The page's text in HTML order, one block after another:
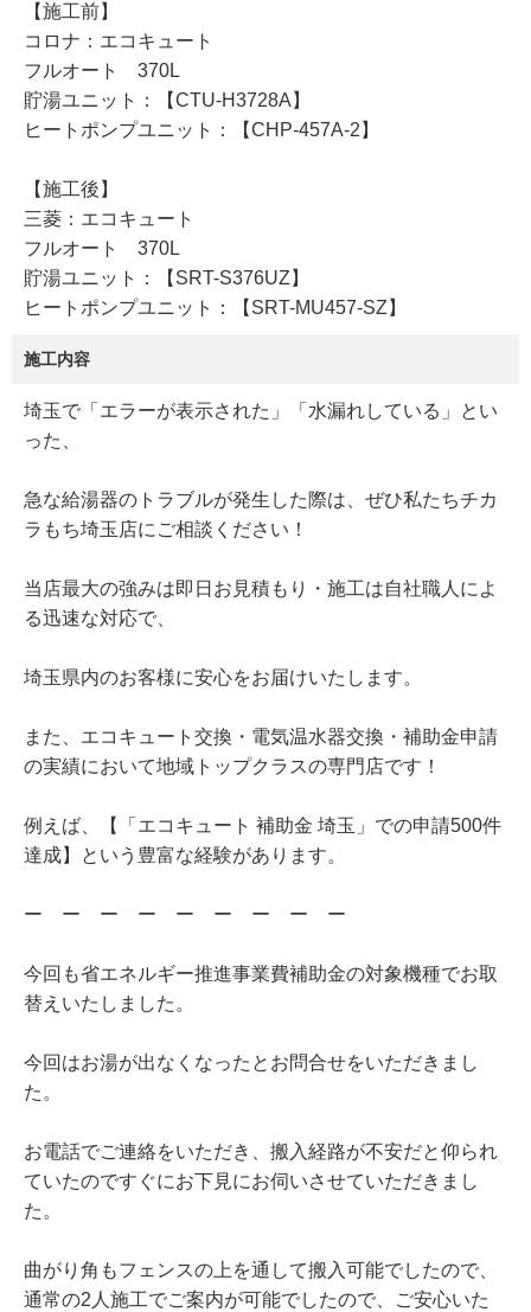
【施工前】
コロナ：エコキュート
フルオート 370L
貯湯ユニット：【CTU-H3728A】
ヒートポンプユニット：【CHP-457A-2】
【施工後】
三菱：エコキュート
フルオート 370L
貯湯ユニット：【SRT-S376UZ】
ヒートポンプユニット：【SRT-MU457-SZ】
施工内容
埼玉で「エラーが表示された」「水漏れしている」とい
った、
急な給湯器のトラブルが発生した際は、ぜひ私たちチカ
ラもち埼玉店にご相談ください！
当店最大の強みは即日お見積もり・施工は自社職人によ
る迅速な対応で、
埼玉県内のお客様に安心をお届けいたします。
また、エコキュート交換・電気温水器交換・補助金申請
の実績において地域トップクラスの専門店です！
例えば、【「エコキュート 補助金 埼玉」での申請500件
達成】という豊富な経験があります。
ー ー ー ー ー ー ー ー ー
今回も省エネルギー推進事業費補助金の対象機種でお取
替えいたしました。
今回はお湯が出なくなったとお問合せをいただきまし
た。
お電話でご連絡をいただき、搬入経路が不安だと仰られ
ていたのですぐにお下見にお伺いさせていただきまし
た。
曲がり角もフェンスの上を通して搬入可能でしたので、
通常の2人施工でご案内が可能でしたので、ご安心いた